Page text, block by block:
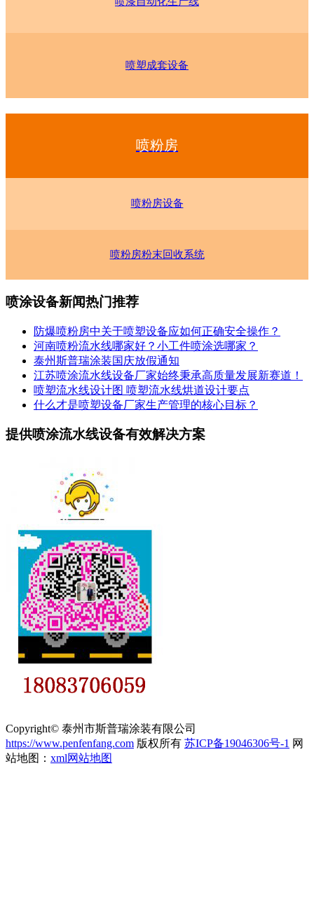
喷塑成套设备
喷粉房
喷粉房设备
喷粉房粉末回收系统
喷涂设备新闻热门推荐
防爆喷粉房中关于喷塑设备应如何正确安全操作？
河南喷粉流水线哪家好？小工件喷涂选哪家？
泰州斯普瑞涂装国庆放假通知
江苏喷涂流水线设备厂家始终秉承高质量发展新赛道！
喷塑流水线设计图 喷塑流水线烘道设计要点
什么才是喷塑设备厂家生产管理的核心目标？
提供喷涂流水线设备有效解决方案
Copyright© 泰州市斯普瑞涂装有限公司
https://www.penfenfang.com 版权所有 苏ICP备19046306号-1 网
站地图： xml网站地图